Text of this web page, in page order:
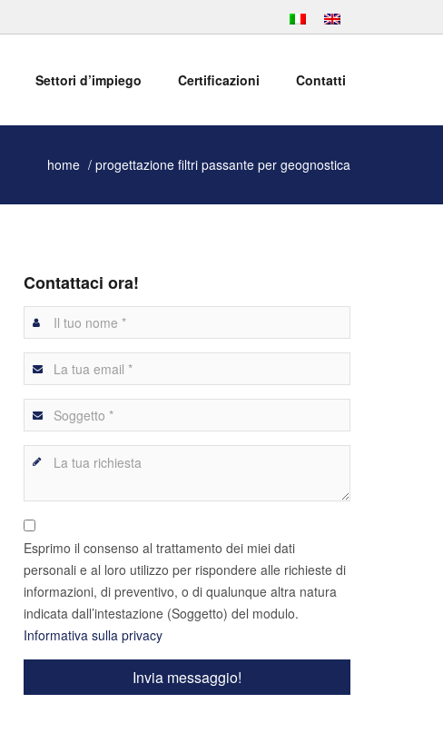
Settori d’impiego Certificazioni Contatti
home progettazione filtri passante per geognostica
Contattaci ora!
Esprimo il consenso al trattamento dei miei dati
personali e al loro utilizzo per rispondere alle richieste di
informazioni, di preventivo, o di qualunque altra natura
indicata dall’intestazione (Soggetto) del modulo.
Informativa sulla privacy